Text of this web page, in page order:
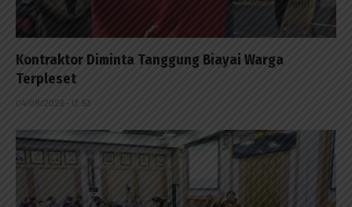
Kontraktor Diminta Tanggung Biayai Warga
Terpleset
04/08/2026 - 13:53